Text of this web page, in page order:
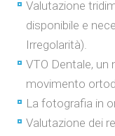
Valutazione
disponibile e
Irregolarità).
VTO Dentale,
movimento
La fotografia in
Valutazione dei